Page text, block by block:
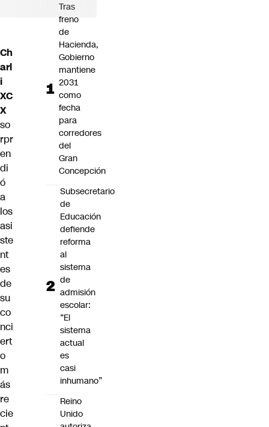
Ch
arl
i
XC
X
so
rpr
en
di
ó
a
los
asi
ste
nt
es
de
su
co
nci
ert
o
m
ás
re
cie
Tras
freno
de
Hacienda,
Gobierno
mantiene
2031
como
fecha
para
corredores
del
Gran
Concepción
Subsecretario
de
Educación
defiende
reforma
al
sistema
de
admisión
escolar:
“El
sistema
actual
es
casi
inhumano”
Reino
Unido